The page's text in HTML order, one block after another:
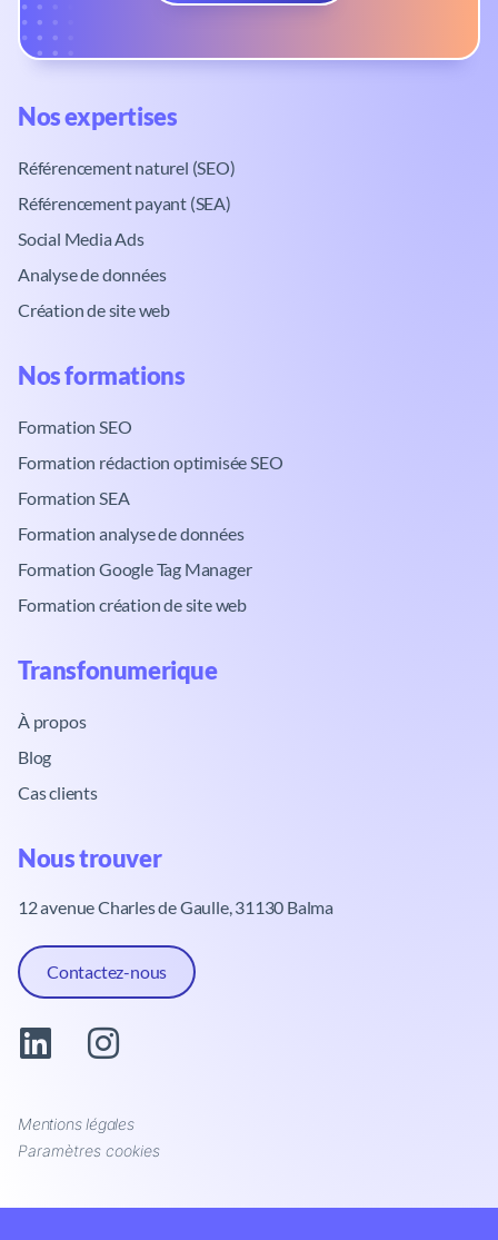
Nos expertises​
Référencement naturel (SEO)
Référencement payant (SEA)
Social Media Ads
Analyse de données
Création de site web
Nos formations​
Formation SEO
Formation rédaction optimisée SEO
Formation SEA
Formation analyse de données
Formation Google Tag Manager
Formation création de site web
Transfonumerique​
À propos
Blog
Cas clients
Nous trouver​
12 avenue Charles de Gaulle, 31130 Balma
Contactez-nous
Mentions légales
Paramètres cookies